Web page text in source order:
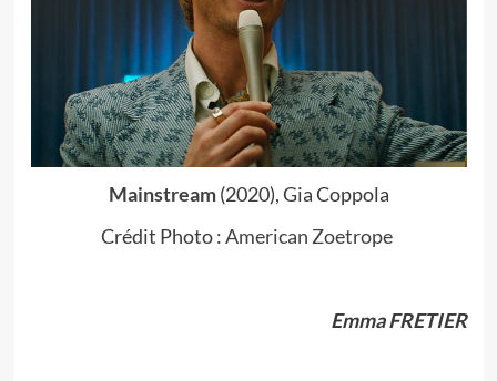
Mainstream(2020), Gia Coppola
Crédit Photo :American Zoetrope
Emma FRETIER